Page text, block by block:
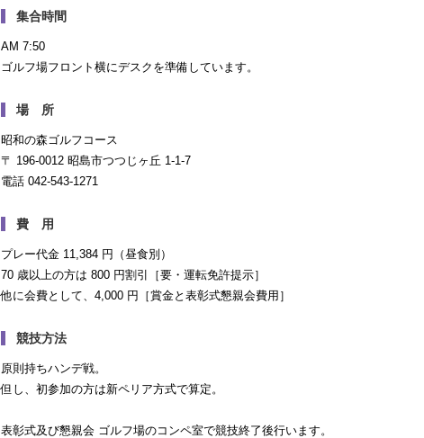
集合時間
AM 7:50
ゴルフ場フロント横にデスクを準備しています。
場 所
昭和の森ゴルフコース
〒 196-0012 昭島市つつじヶ丘 1-1-7
電話 042-543-1271
費 用
プレー代金 11,384 円（昼食別）
70 歳以上の方は 800 円割引［要・運転免許提示］
他に会費として、4,000 円［賞金と表彰式懇親会費用］
競技方法
原則持ちハンデ戦。
但し、初参加の方は新ペリア方式で算定。
表彰式及び懇親会 ゴルフ場のコンペ室で競技終了後行います。